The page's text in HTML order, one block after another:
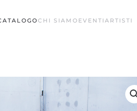
CHI SIAMO EVENTI ARTISTI